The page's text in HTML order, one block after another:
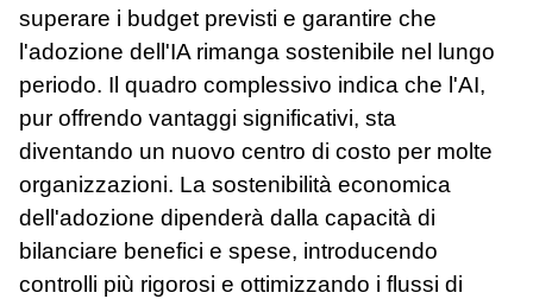
superare i budget previsti e garantire che
l'adozione dell'IA rimanga sostenibile nel lungo
periodo. Il quadro complessivo indica che l'AI,
pur offrendo vantaggi significativi, sta
diventando un nuovo centro di costo per molte
organizzazioni. La sostenibilità economica
dell'adozione dipenderà dalla capacità di
bilanciare benefici e spese, introducendo
controlli più rigorosi e ottimizzando i flussi di